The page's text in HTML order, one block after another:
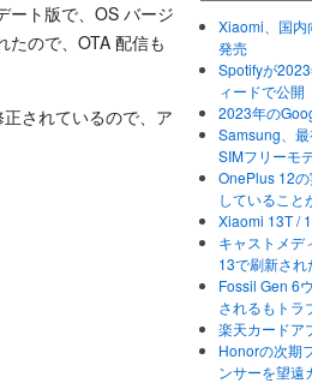
ート版で、OS バージ
たので、OTA 配信も
されているので、ア
Xiaomi、国内
発売
Spotifyが
ィードで公開
2023年の
Samsung、
SIMフリーモ
OnePlus 12
していること
Xiaomi 13T /
キャストメデ
13で刷新さ
Fossil Gen 6
されるもトラ
楽天カードア
Honorの次期
ンサーを望遠